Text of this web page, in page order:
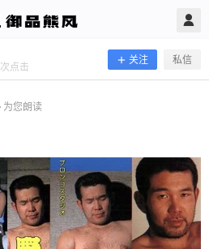
次点击
关注 私信
为您朗读
2019/6/24